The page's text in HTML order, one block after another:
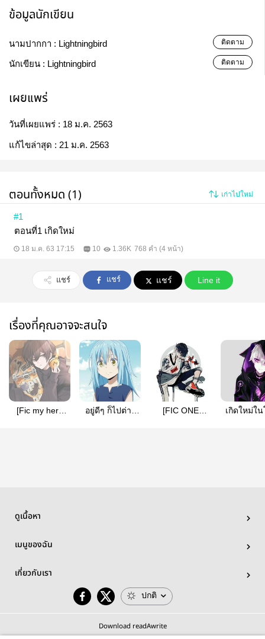
ข้อมูลนักเขียน
นามปากกา : Lightningbird ติดตาม
นักเขียน : Lightningbird ติดตาม
เผยแพร่
วันที่เผยแพร่ : 18 ม.ค. 2563
แก้ไขล่าสุด : 21 ม.ค. 2563
ตอนทั้งหมด (1) เก่าไปใหม่
#1
ตอนที่1 เกิดใหม่
18 ม.ค. 63 17:15 10 1.36K 768 คำ (4 หน้า)
แชร์ แชร์ แชร์ Line it
เรื่องที่คุณอาจจะสนใจ
[Fic my hero
อยู่ดีๆ ก็ไปต่าง
[FIC ONE
เกิดใหม่ใ
ดูเนื้อหา
เมนูของฉัน
เกี่ยวกับเรา
ปกติ
Download readAwrite